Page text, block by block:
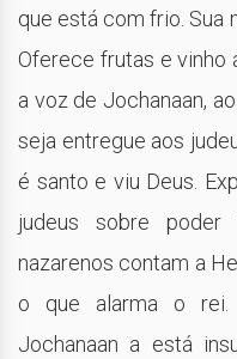
que está com frio. Sua
Oferece frutas e vinho
a voz de Jochanaan,
seja entregue aos
é santo e viu Deus.
judeus sobre
nazarenos contam a
o que alarma o rei.
Jochanaan a está